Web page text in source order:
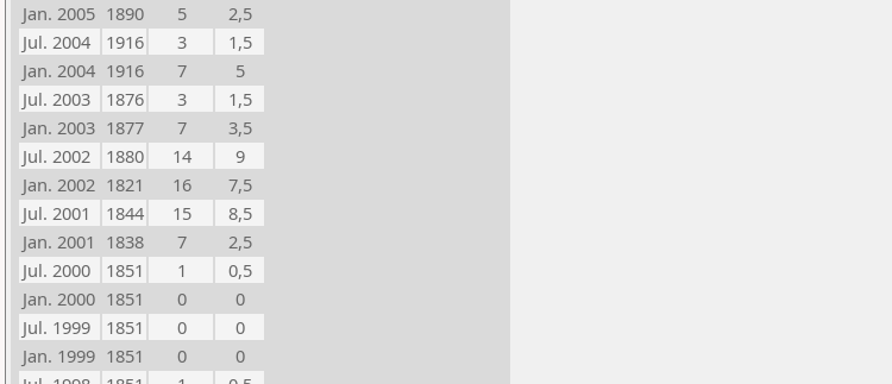
Jan. 2005 1890 5
2,5
Jul. 2004
1916 3
1,5
Jan. 2004 1916 7
5
Jul. 2003
1876 3
1,5
Jan. 2003 1877 7
3,5
Jul. 2002
1880 14
9
Jan. 2002 1821 16
7,5
Jul. 2001
1844 15
8,5
Jan. 2001 1838 7
2,5
Jul. 2000
1851 1
0,5
Jan. 2000 1851 0
0
Jul. 1999
1851 0
0
Jan. 1999 1851 0
0